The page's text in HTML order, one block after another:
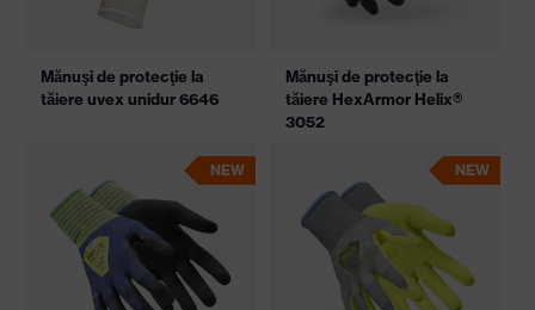
Mănuşi de protecţie la
tăiere uvex unidur 6646
Mănuşi de protecţie la
tăiere HexArmor Helix®
3052
NEW NEW